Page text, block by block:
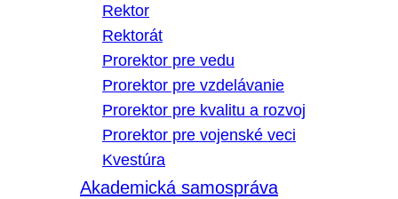
Rektor
Rektorát
Prorektor pre vedu
Prorektor pre vzdelávanie
Prorektor pre kvalitu a rozvoj
Prorektor pre vojenské veci
Kvestúra
Akademická samospráva